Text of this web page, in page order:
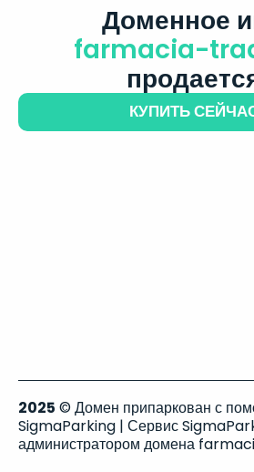
Доменное
farmacia-
КУПИТЬ
2025 © Домен припаркован с
SigmaParking | Сервис
администратором домена